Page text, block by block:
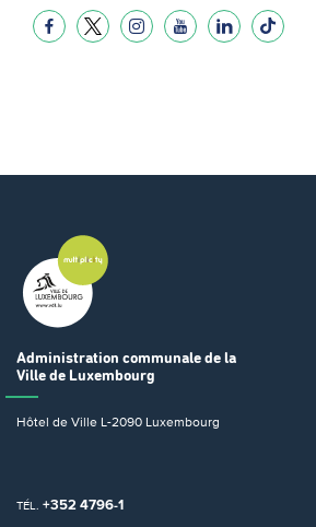
Administration communale de la
Ville de Luxembourg
Hôtel de Ville L-2090 Luxembourg
TÉL. +352 4796-1